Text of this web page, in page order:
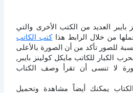
بايبر العديد من الكتب الأخرى والتي
من خلال الرابط هذاكتب الكاتب
للصور تأكد من أن الصورة بالأعلى
الكبار للكاتب مايكل كولينز بايبر,
لا تنسى أن تقرأ وصف الكتاب
يمكنك أيضاً مشاهدة وتحميل